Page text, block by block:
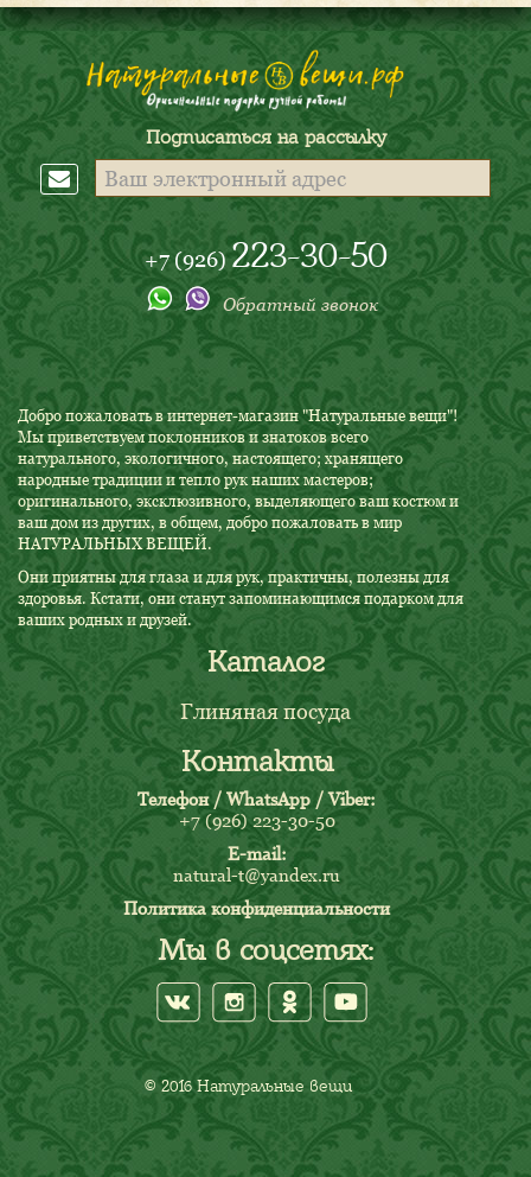
Подписаться на рассылку
+7 (926) 223-30-50
Обратный звонок
Добро пожаловать в интернет-магазин "Натуральные вещи"!
Мы приветствуем поклонников и знатоков всего
натурального, экологичного, настоящего; хранящего
народные традиции и тепло рук наших мастеров;
оригинального, эксклюзивного, выделяющего ваш костюм и
ваш дом из других, в общем, добро пожаловать в мир
НАТУРАЛЬНЫХ ВЕЩЕЙ.
Они приятны для глаза и для рук, практичны, полезны для
здоровья. Кстати, они станут запоминающимся подарком для
ваших родных и друзей.
Каталог
Глиняная посуда
Контакты
Телефон / WhatsApp / Viber:
+7 (926) 223-30-50
E-mail:
natural-t@yandex.ru
Политика конфиденциальности
Мы в соцсетях:
© 2016 Натуральные вещи